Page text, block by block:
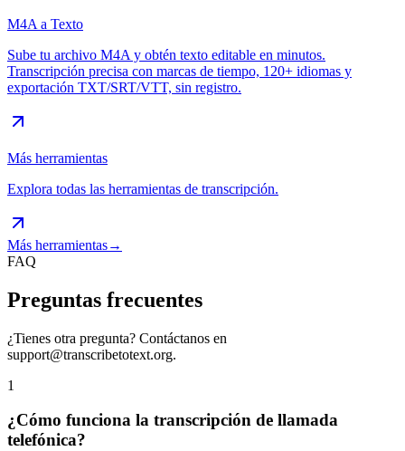
M4A a Texto
Sube tu archivo M4A y obtén texto editable en minutos.
Transcripción precisa con marcas de tiempo, 120+ idiomas y
exportación TXT/SRT/VTT, sin registro.
Más herramientas
Explora todas las herramientas de transcripción.
Más herramientas→
FAQ
Preguntas frecuentes
¿Tienes otra pregunta? Contáctanos en
support@transcribetotext.org.
1
¿Cómo funciona la transcripción de llamada
telefónica?